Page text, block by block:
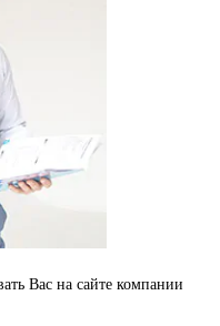
Вас на сайте компании